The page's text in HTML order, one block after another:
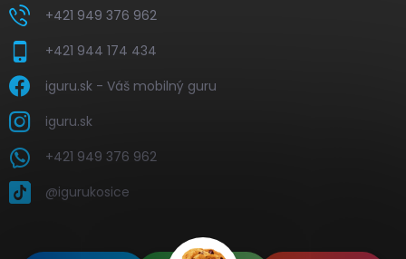
+421 949 376 962
+421 944 174 434
iguru.sk - Váš mobilný guru
iguru.sk
+421 949 376 962
@igurukosice